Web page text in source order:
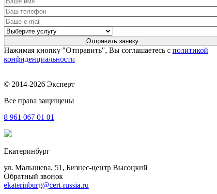
Нажимая кнопку "Отправить", Вы соглашаетесь с политикой
конфиденциальности
© 2014-2026 Эксперт
Все права защищены
8 961 067 01 01
Екатеринбург
ул. Малышева, 51, Бизнес-центр Высоцкий
Обратный звонок
ekaterinburg@cert-russia.ru